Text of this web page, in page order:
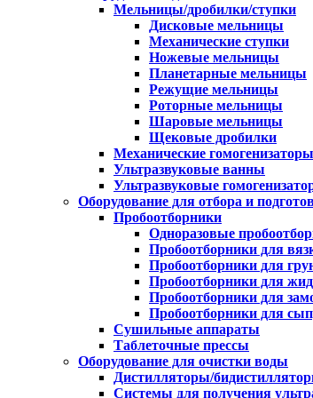
Мельницы/дробилки/ступки
Дисковые мельницы
Механические ступки
Ножевые мельницы
Планетарные мельницы
Режущие мельницы
Роторные мельницы
Шаровые мельницы
Щековые дробилки
Механические гомогенизаторы
Ультразвуковые ванны
Ультразвуковые
Оборудование для отбора и
Пробоотборники
Одноразовые
Пробоотборники для
Пробоотборники для
Пробоотборники для
Пробоотборники для
Пробоотборники для
Сушильные аппараты
Таблеточные прессы
Оборудование для очистки воды
Дистилляторы/
Системы для получения